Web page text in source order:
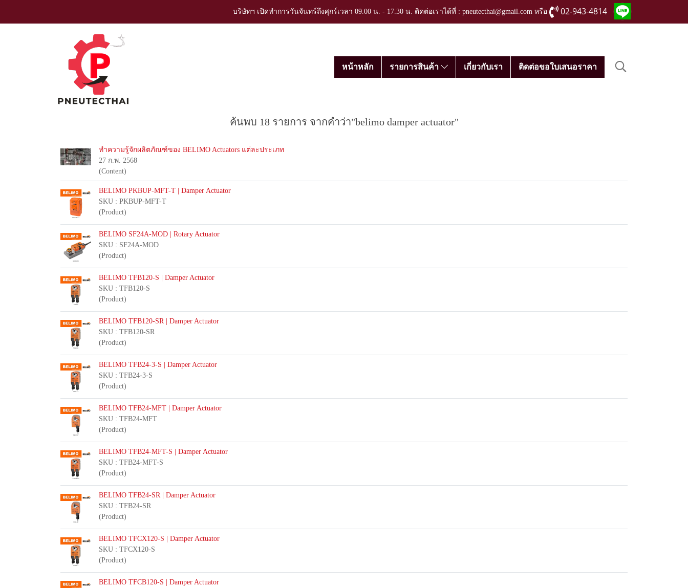
บริษัทฯ เปิดทำการวันจันทร์ถึงศุกร์เวลา 09.00 น. - 17.30 น. ติดต่อเราได้ที่ : pneutecthai@gmail.com หรือ 02-943-4814
หน้าหลัก รายการสินค้า เกี่ยวกับเรา ติดต่อขอใบเสนอราคา
ค้นพบ 18 รายการ จากคำว่า"belimo damper actuator"
ทำความรู้จักผลิตภัณฑ์ของ BELIMO Actuators แต่ละประเภท
27 ก.พ. 2568
(Content)
BELIMO PKBUP-MFT-T | Damper Actuator
SKU : PKBUP-MFT-T
(Product)
BELIMO SF24A-MOD | Rotary Actuator
SKU : SF24A-MOD
(Product)
BELIMO TFB120-S | Damper Actuator
SKU : TFB120-S
(Product)
BELIMO TFB120-SR | Damper Actuator
SKU : TFB120-SR
(Product)
BELIMO TFB24-3-S | Damper Actuator
SKU : TFB24-3-S
(Product)
BELIMO TFB24-MFT | Damper Actuator
SKU : TFB24-MFT
(Product)
BELIMO TFB24-MFT-S | Damper Actuator
SKU : TFB24-MFT-S
(Product)
BELIMO TFB24-SR | Damper Actuator
SKU : TFB24-SR
(Product)
BELIMO TFCX120-S | Damper Actuator
SKU : TFCX120-S
(Product)
BELIMO TFCB120-S | Damper Actuator